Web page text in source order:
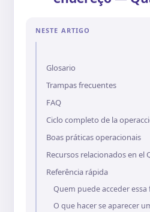
NESTE ARTIGO
Glosario
Trampas frecuentes
FAQ
Ciclo completo de la
Boas práticas operacionais
Recursos relacionados en el
Referência rápida
Quem puede acceder
O que hacer se aparecer